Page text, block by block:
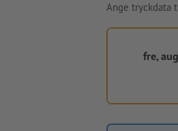
Ange tryckdata
fre,